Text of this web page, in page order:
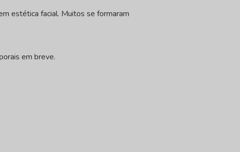
estética facial. Muitos se formaram
em breve.